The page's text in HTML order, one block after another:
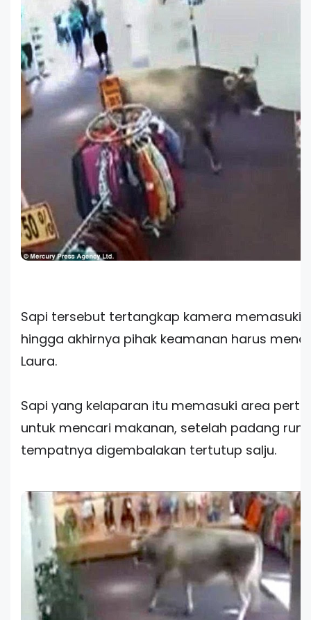
Sapi tersebut tertangkap kamera memasuki
hingga akhirnya pihak keamanan harus
Laura.
Sapi yang kelaparan itu memasuki area
untuk mencari makanan, setelah padang
tempatnya digembalakan tertutup salju.